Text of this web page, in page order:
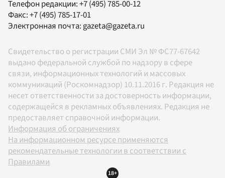
Телефон редакции:+7 (495) 785-00-12
Факс:+7 (495) 785-17-01
Электронная почта: gazeta@gazeta.ru
Свидетельство о регистрации СМИ Эл № ФС77-67642
выдано федеральной службой по надзору в сфере
связи, информационных технологий и массовых
коммуникаций (Роскомнадзор) 10.11.2016 г. Редакция не
несет ответственности за достоверность информации,
содержащейся в рекламных объявлениях. Редакция не
предоставляет справочной информации.
Информация об ограничениях
На информационном ресурсе применяются
рекомендательные технологии в соответствии с
Правилами
18+